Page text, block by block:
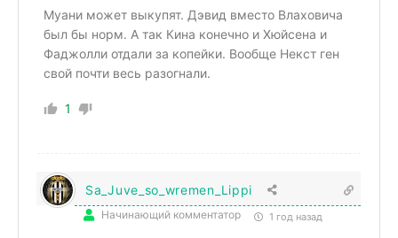
Муани может выкупят. Дэвид вместо Влаховича
был бы норм. А так Кина конечно и Хюйсена и
Фаджолли отдали за копейки. Вообще Некст ген
свой почти весь разогнали.
1
Sa_Juve_so_wremen_Lippi
Начинающий комментатор 1 год назад